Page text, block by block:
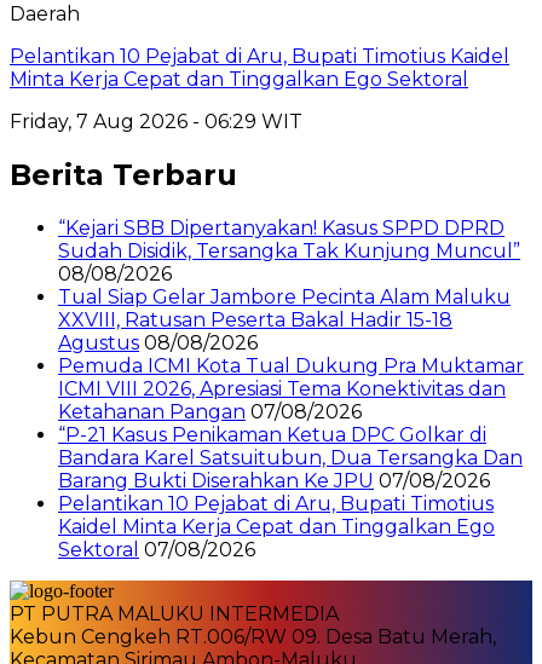
Daerah
Pelantikan 10 Pejabat di Aru, Bupati Timotius Kaidel
Minta Kerja Cepat dan Tinggalkan Ego Sektoral
Friday, 7 Aug 2026 - 06:29 WIT
Berita Terbaru
“Kejari SBB Dipertanyakan! Kasus SPPD DPRD
Sudah Disidik, Tersangka Tak Kunjung Muncul”
08/08/2026
Tual Siap Gelar Jambore Pecinta Alam Maluku
XXVIII, Ratusan Peserta Bakal Hadir 15-18
Agustus 08/08/2026
Pemuda ICMI Kota Tual Dukung Pra Muktamar
ICMI VIII 2026, Apresiasi Tema Konektivitas dan
Ketahanan Pangan 07/08/2026
“P-21 Kasus Penikaman Ketua DPC Golkar di
Bandara Karel Satsuitubun, Dua Tersangka Dan
Barang Bukti Diserahkan Ke JPU 07/08/2026
Pelantikan 10 Pejabat di Aru, Bupati Timotius
Kaidel Minta Kerja Cepat dan Tinggalkan Ego
Sektoral 07/08/2026
PT PUTRA MALUKU INTERMEDIA
Kebun Cengkeh RT.006/RW 09. Desa Batu Merah,
Kecamatan Sirimau Ambon-Maluku.